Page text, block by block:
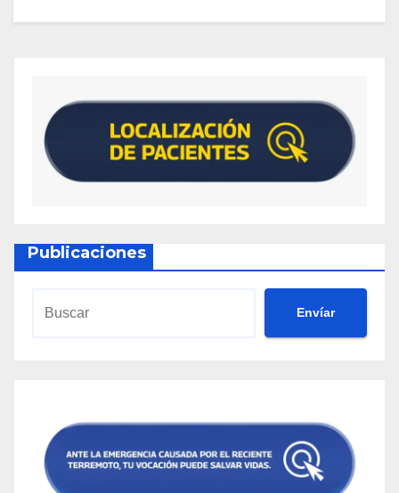
Publicaciones
Envíar